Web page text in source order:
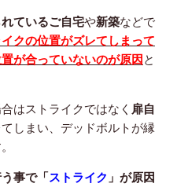
ているご自宅や新築などで
クの位置がズレてしまって
が合っていないのが原因 と
はストライクではなく 扉自
しまい、デッドボルトが縁
事で「ストライク 」が原因